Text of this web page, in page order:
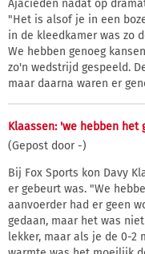
Ajacieden nadat op
"Het is alsof je in een
in de kleedkamer was zo
We hebben genoeg
zo'n wedstrijd gespeeld.
maar daarna waren er
Klaassen: 'we hebben het
(Gepost door -)
Bij Fox Sports kon Davy
er gebeurt was. "We
aanvoerder had er geen
gedaan, maar het was
lekker, maar als je de 0-2